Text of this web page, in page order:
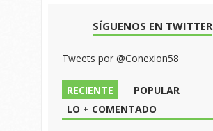
SÍGUENOS EN TWITTER
Tweets por @Conexion58
RECIENTE
POPULAR
LO + COMENTADO